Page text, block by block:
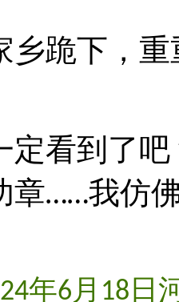
跪下，重
看到了吧
章……我仿
年6月 18 日